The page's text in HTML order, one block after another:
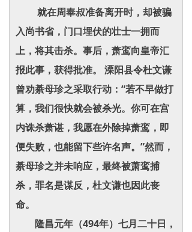
就在周奉叔准备离开时，却被骗
入尚书省，门口埋伏的壮士一拥而
上，将其击杀。事后，萧鸾向皇帝汇
报此事，获得批准。 溧阳县令杜文谦
曾劝綦母珍之采取行动：“若不早做打
算，我们很快就会被杀光。你可在宫
内诛杀萧谌，我愿在外除掉萧鸾，即
便失败，也能留下些许名声。”然而，
綦母珍之并未响应，最终被萧鸾捕
杀，罪名是谋反，杜文谦也因此丧
命。
隆昌元年（494年）七月二十日，